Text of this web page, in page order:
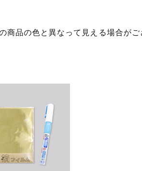
品の色と異なって見える場合がご